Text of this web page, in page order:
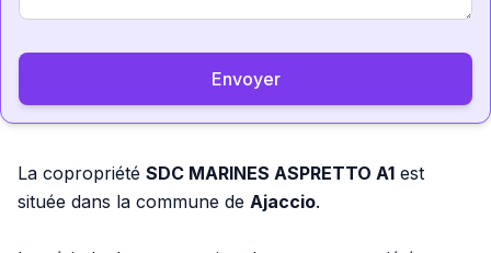
Envoyer
La copropriété SDC MARINES ASPRETTO A1 est
située dans la commune de Ajaccio.